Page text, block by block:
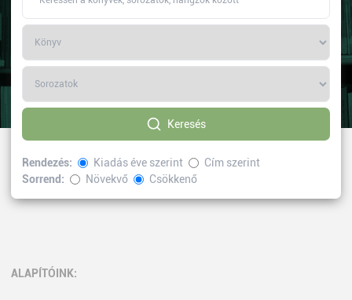
Keresés
Rendezés: Kiadás éve szerint
Cím szerint
Sorrend:
Növekvő Csökkenő
Kiválasztott címke:irodalomtudomány
ALAPÍTÓINK: